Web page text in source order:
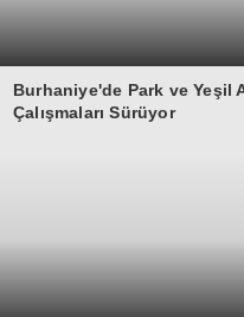
Burhaniye'de Park ve Yeşil
Çalışmaları Sürüyor